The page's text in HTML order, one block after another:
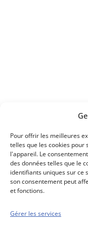
Pour offrir les meilleures
telles que les cookies
l'appareil. Le
des données telles que le
identifiants uniques sur ce
son consentement peut
et fonctions.
Gérer les services
Conseils boursiers